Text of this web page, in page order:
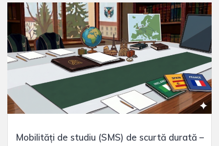
Mobilități de studiu (SMS) de scurtă durată –